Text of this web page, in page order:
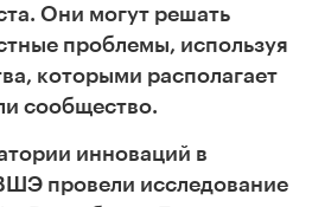
Они могут решать
проблемы, используя
которыми располагает
сообщество.
инноваций в
провели исследование